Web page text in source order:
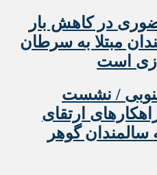
در کاهش بار
مبتلا به سرطان
است
/ نشست
ارتقای
گوهر